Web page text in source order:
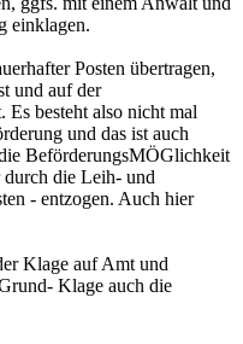
einklagen.
Posten übertragen,
und auf der
Es besteht also nicht mal
und das ist auch
BeförderungsMÖGlichkeit
durch die Leih- und
- entzogen. Auch hier
Klage auf Amt und
Klage auch die